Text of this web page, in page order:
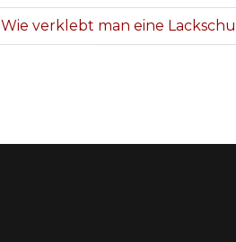
Wie verklebt man eine